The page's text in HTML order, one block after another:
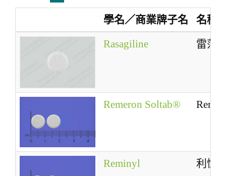
t
i
o
學名／商業牌子名
名稱
Rasagiline
雷莎
Remeron Soltab®
Reminyl 利憶